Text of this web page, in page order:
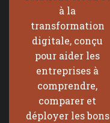
à la
transformation
digitale, conçu
pour aider les
entreprises à
comprendre,
comparer et
déployer les bons